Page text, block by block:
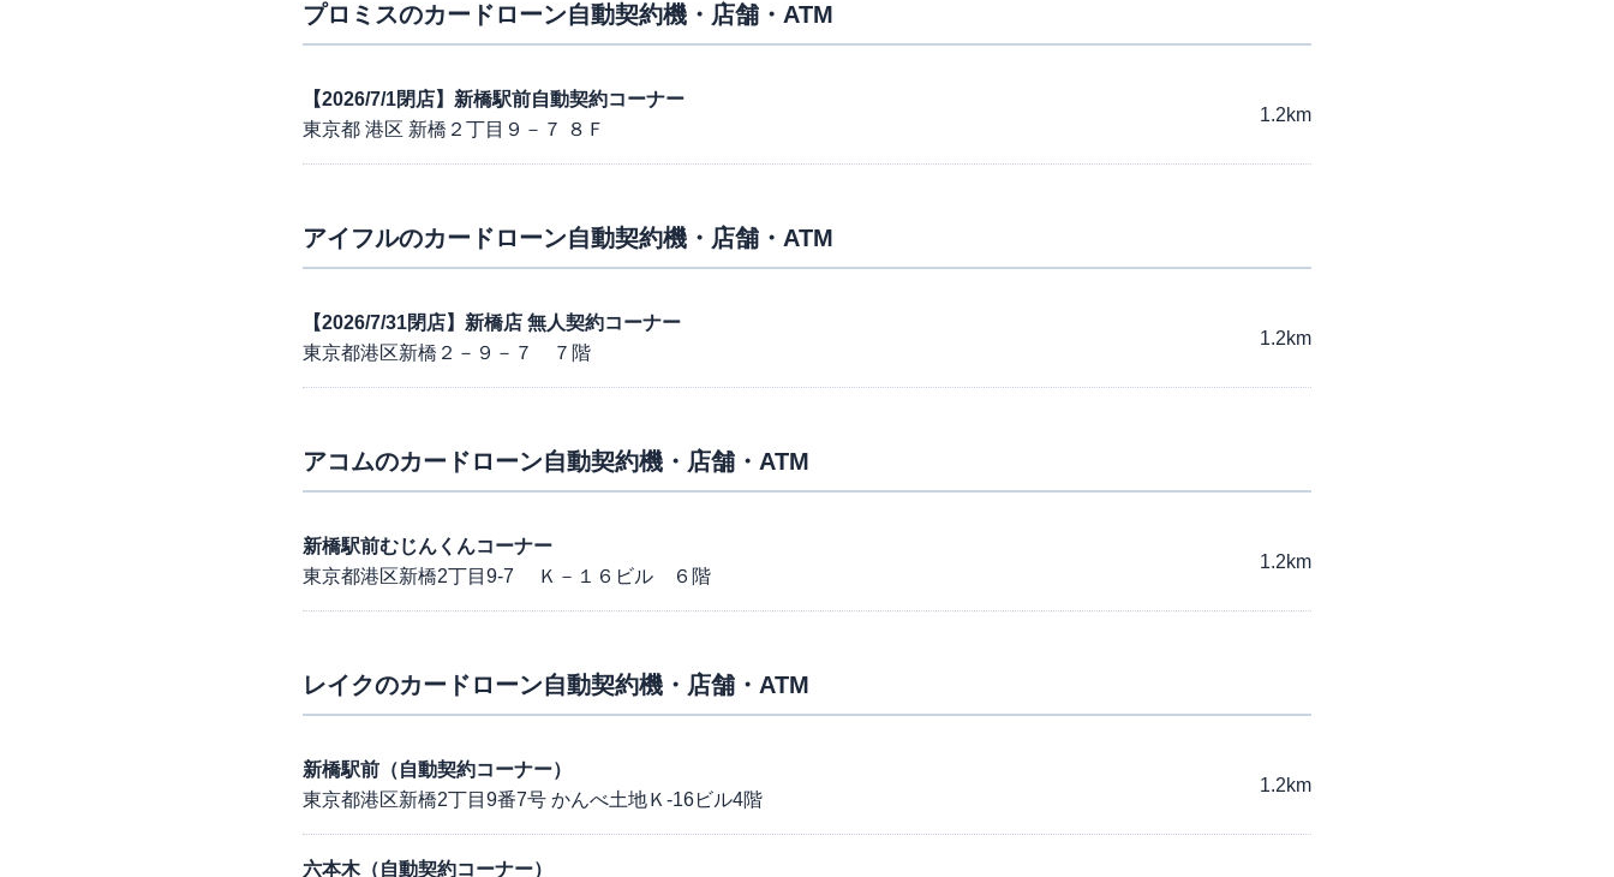
プロミスのカードローン自動契約機・店舗・ATM
【2026/7/1閉店】新橋駅前自動契約コーナー
東京都 港区 新橋２丁目９－７ ８Ｆ
1.2km
アイフルのカードローン自動契約機・店舗・ATM
【2026/7/31閉店】新橋店 無人契約コーナー
東京都港区新橋２－９－７ ７階
1.2km
アコムのカードローン自動契約機・店舗・ATM
新橋駅前むじんくんコーナー
東京都港区新橋2丁目9-7 Ｋ－１６ビル ６階
1.2km
レイクのカードローン自動契約機・店舗・ATM
新橋駅前（自動契約コーナー）
東京都港区新橋2丁目9番7号 かんべ土地Ｋ-16ビル4階
1.2km
六本木（自動契約コーナー）